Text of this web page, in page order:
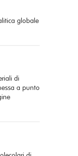
globale
di
a punto